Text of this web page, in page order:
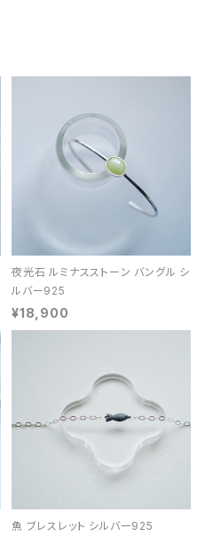
夜光石 ルミナスストーン バングル シ
ルバー925
¥18,900
魚 ブレスレット シルバー925